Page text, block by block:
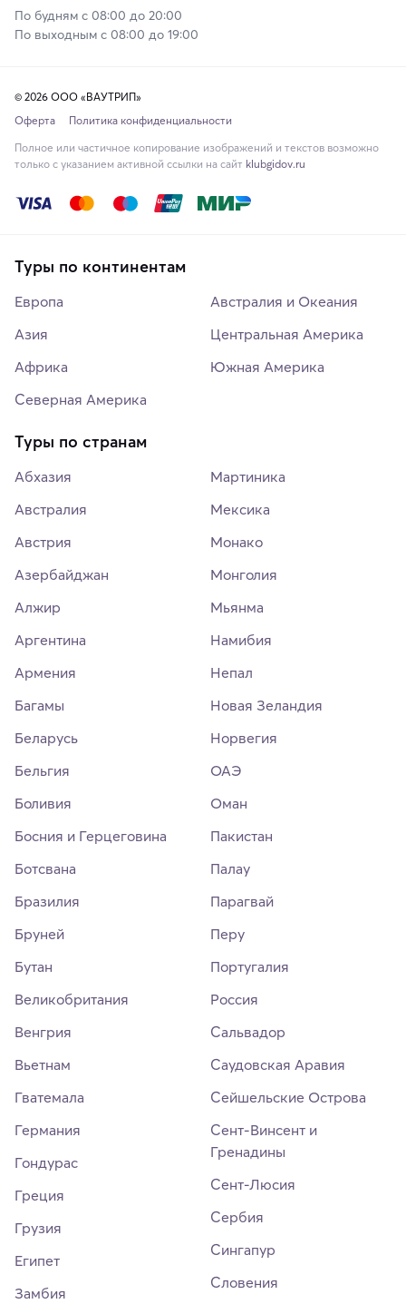
По будням с 08:00 до 20:00
По выходным с 08:00 до 19:00
© 2026 ООО «ВАУТРИП»
Оферта
Политика конфиденциальности
Полное или частичное копирование изображений и текстов возможно
только с указанием активной ссылки на сайт klubgidov.ru
Туры по континентам
Европа
Азия
Африка
Северная Америка
Австралия и Океания
Центральная Америка
Южная Америка
Туры по странам
Абхазия
Австралия
Австрия
Азербайджан
Алжир
Аргентина
Армения
Багамы
Беларусь
Бельгия
Боливия
Босния и Герцеговина
Ботсвана
Бразилия
Бруней
Бутан
Великобритания
Венгрия
Вьетнам
Гватемала
Германия
Гондурас
Греция
Грузия
Египет
Замбия
Мартиника
Мексика
Монако
Монголия
Мьянма
Намибия
Непал
Новая Зеландия
Норвегия
ОАЭ
Оман
Пакистан
Палау
Парагвай
Перу
Португалия
Россия
Сальвадор
Саудовская Аравия
Сейшельские Острова
Сент-Винсент и
Гренадины
Сент-Люсия
Сербия
Сингапур
Словения